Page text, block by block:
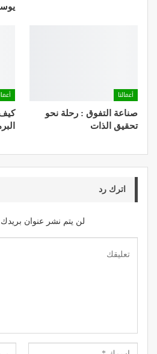
أعمالنا
صناعة التفوق : رحلة نحو
تحقيق الذات
اترك رد
لن يتم نشر عنوان بريدك